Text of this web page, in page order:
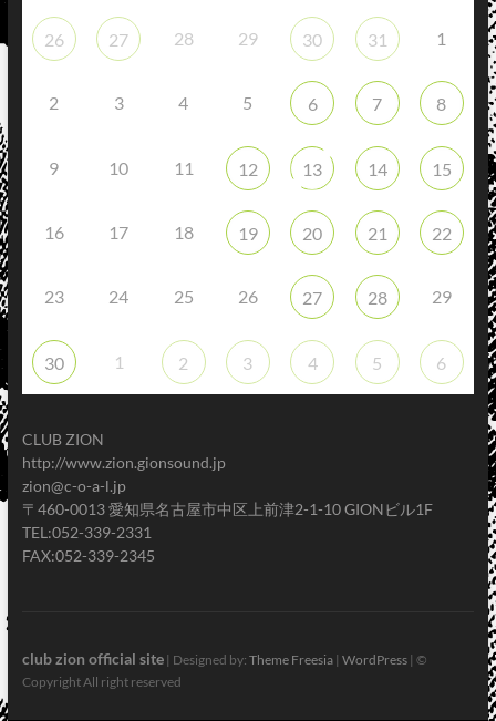
26 27 28 29 30 31 1
2 3 4 5 6 7 8
9 10 11 12 13 14 15
16 17 18 19 20 21 22
23 24 25 26 27 28 29
30 1 2 3 4 5 6
CLUB ZION
http://www.zion.gionsound.jp
zion@c-o-a-l.jp
〒460-0013 愛知県名古屋市中区上前津2-1-10 GIONビル1F
TEL:052-339-2331
FAX:052-339-2345
club zion official site| Designed by: Theme Freesia| WordPress| ©
Copyright All right reserved